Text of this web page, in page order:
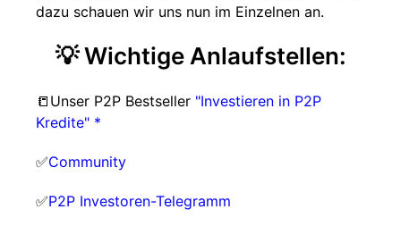
dazu schauen wir uns nun im Einzelnen an.
💡 Wichtige Anlaufstellen:
📒Unser P2P Bestseller "Investieren in P2P
Kredite" *
✅Community
✅P2P Investoren-Telegramm